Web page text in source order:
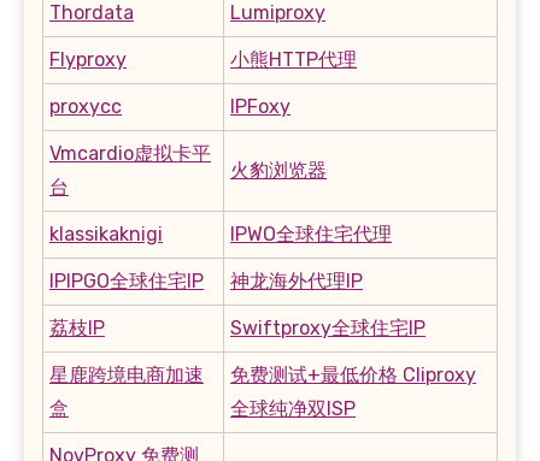
Thordata Lumiproxy
Flyproxy 小熊HTTP代理
proxycc IPFoxy
Vmcardio虚拟卡平
台
火豹浏览器
klassikaknigi IPWO全球住宅代理
IPIPGO全球住宅IP 神龙海外代理IP
荔枝IP Swiftproxy全球住宅IP
星鹿跨境电商加速
盒
免费测试+最低价格 Cliproxy
全球纯净双ISP
NovProxy 免费测